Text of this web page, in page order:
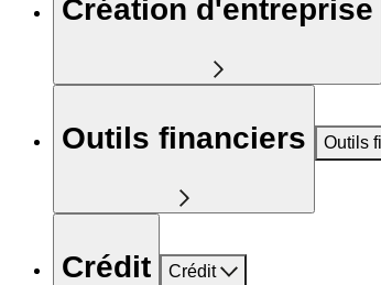
Création d'entreprise
Outils financiers Outils
Crédit Crédit